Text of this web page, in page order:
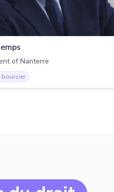
of Nanterre
boursier